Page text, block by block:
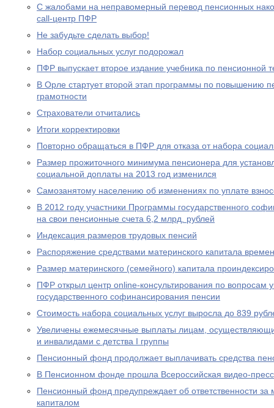
С жалобами на неправомерный перевод пенсионных
call-центр ПФР
Не забудьте сделать выбор!
Набор социальных услуг подорожал
ПФР выпускает второе издание учебника по пенсионной
В Орле стартует второй этап программы по повышению
грамотности
Страхователи отчитались
Итоги корректировки
Повторно обращаться в ПФР для отказа от набора
Размер прожиточного минимума пенсионера для
социальной доплаты на 2013 год изменился
Самозанятому населению об изменениях по уплате
В 2012 году участники Программы государственного
на свои пенсионные счета 6,2 млрд. рублей
Индексация размеров трудовых пенсий
Распоряжение средствами материнского капитала
Размер материнского (семейного) капитала
ПФР открыл центр online-консультирования по вопросам
государственного софинансирования пенсии
Стоимость набора социальных услуг выросла до 839
Увеличены ежемесячные выплаты лицам,
и инвалидами с детства I группы
Пенсионный фонд продолжает выплачивать средства
В Пенсионном фонде прошла Всероссийская видео-
Пенсионный фонд предупреждает об ответственности
капиталом